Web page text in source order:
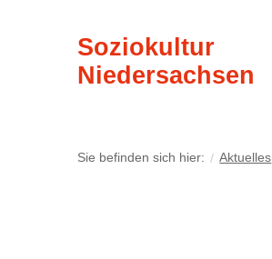
Soziokultur
Niedersachsen
Sie befinden sich hier: Aktuelles